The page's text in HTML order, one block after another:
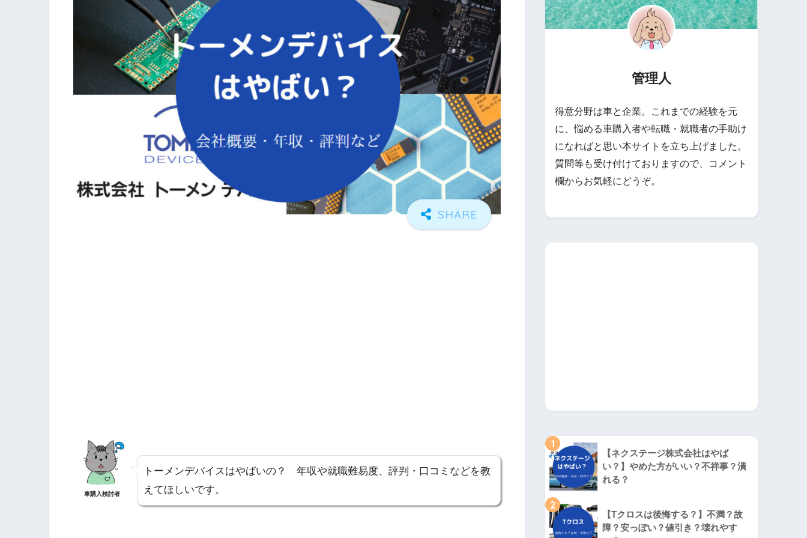
車購入検討者
トーメンデバイスはやばいの？ 年収や就職難易度、評判・口コミなどを教
えてほしいです。
管理人
得意分野は車と企業。これまでの経験を元
に、悩める車購入者や転職・就職者の手助け
になればと思い本サイトを立ち上げました。
質問等も受け付けておりますので、コメント
欄からお気軽にどうぞ。
1
【ネクステージ株式会社はやば
い？】やめた方がいい？不祥事？潰
れる？
2
【Tクロスは後悔する？】不満？故
障？安っぽい？値引き？壊れやす